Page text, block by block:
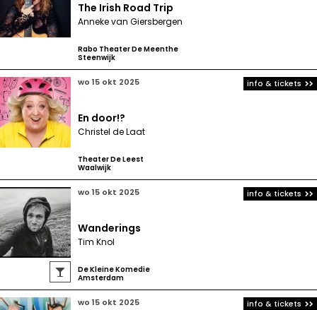
The Irish Road Trip
Anneke van Giersbergen
Rabo Theater De Meenthe
Steenwijk
wo 15 okt 2025
En door!?
Christel de Laat
Theater De Leest
Waalwijk
info & tickets

wo 15 okt 2025
Wanderings
Tim Knol
De Kleine Komedie
Amsterdam
info & tickets
wo 15 okt 2025 info & tickets